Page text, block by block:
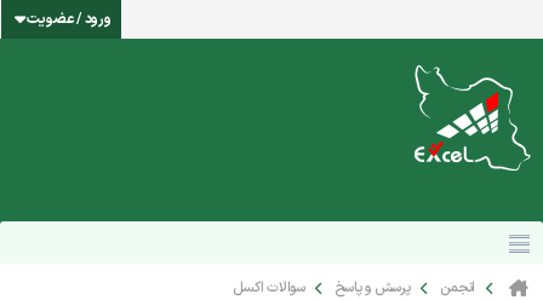
ورود / عضویت
انجمن پرسش و پاسخ سوالات اکسل